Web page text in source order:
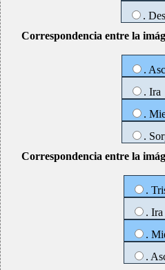
.
Correspondencia entre la
.
. Ira
.
.
Correspondencia entre la
.
. Ira
.
.